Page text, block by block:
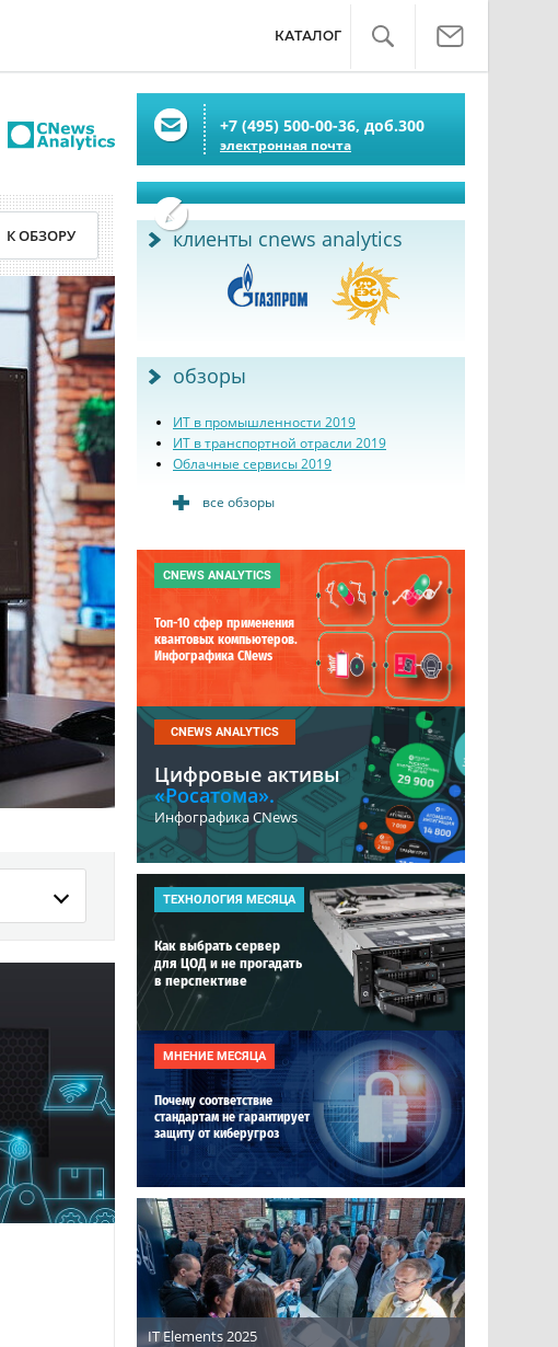
КАТАЛОГ
К ОБЗОРУ
+7 (495) 500-00-36, доб.300
электронная почта
клиенты cnews analytics
обзоры
ИТ в промышленности 2019
ИТ в транспортной отрасли 2019
Облачные сервисы 2019
все обзоры
CNEWS ANALYTICS
Топ-10 сфер применения
квантовых компьютеров.
Инфографика CNews
CNEWS ANALYTICS
Цифровые активы
«Росатома».
Инфографика CNews
ТЕХНОЛОГИЯ МЕСЯЦА
Как выбрать сервер
для ЦОД и не прогадать
в перспективе
МНЕНИЕ МЕСЯЦА
Почему соответствие
стандартам не гарантирует
защиту от киберугроз
IT Elements 2025